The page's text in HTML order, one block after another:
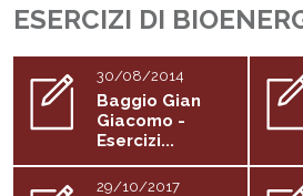
ESERCIZI DI
30/08/2014
Baggio Gian
Giacomo -
Esercizi...
29/10/2017